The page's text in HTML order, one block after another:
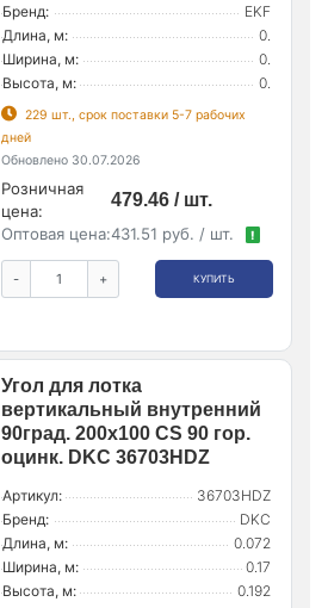
Бренд:
EKF
Длина, м:
0.
Ширина, м:
0.
Высота, м:
0.
229 шт., срок поставки 5-7 рабочих
дней
Обновлено 30.07.2026
Розничная
цена:
479.46 / шт.
Оптовая цена:431.51 руб. / шт. !
- + КУПИТЬ
Угол для лотка
вертикальный внутренний
90град. 200х100 CS 90 гор.
оцинк. DKC 36703HDZ
Артикул:
36703HDZ
Бренд:
DKC
Длина, м:
0.072
Ширина, м:
0.17
Высота, м:
0.192